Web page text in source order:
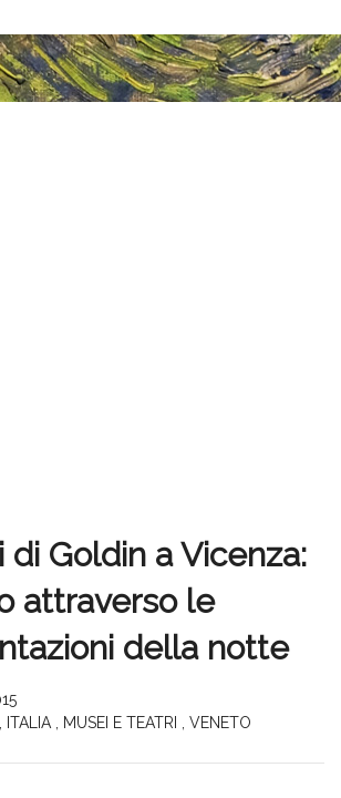
Goldin a Vicenza:
attraverso le
della notte
ITALIA MUSEI E TEATRI VENETO